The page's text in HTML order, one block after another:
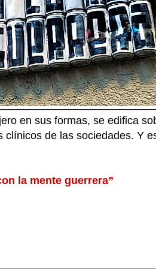
en sus formas, se edifica
de las sociedades. Y
la mente guerrera”